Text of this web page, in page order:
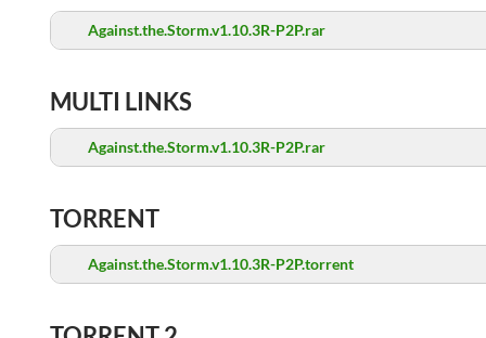
Against.the.Storm.v1.10.3R-P2P.rar
MULTI LINKS
Against.the.Storm.v1.10.3R-P2P.rar
TORRENT
Against.the.Storm.v1.10.3R-P2P.torrent